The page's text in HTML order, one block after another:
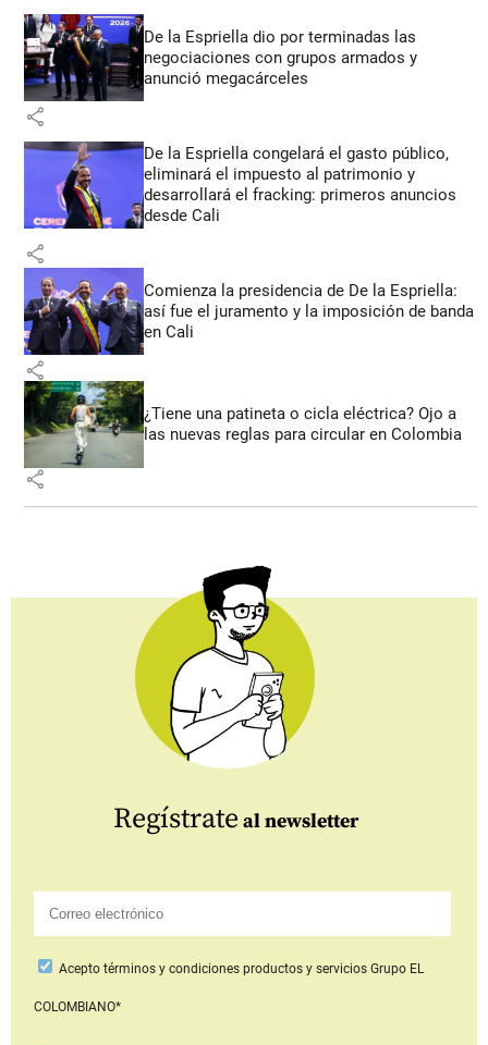
De la Espriella dio por terminadas las
negociaciones con grupos armados y
anunció megacárceles
share
De la Espriella congelará el gasto público,
eliminará el impuesto al patrimonio y
desarrollará el fracking: primeros anuncios
desde Cali
share
Comienza la presidencia de De la Espriella:
así fue el juramento y la imposición de banda
en Cali
share
¿Tiene una patineta o cicla eléctrica? Ojo a
las nuevas reglas para circular en Colombia
share
Regístrate al newsletter
Aceptotérminos y condiciones productos y serviciosGrupo EL
COLOMBIANO*